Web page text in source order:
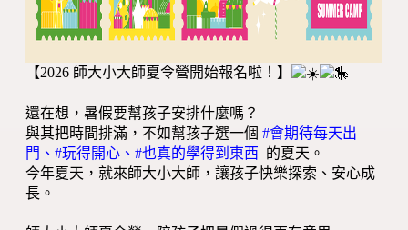
【2026 師大小大師夏令營開始報名啦！】
還在想，暑假要幫孩子安排什麼嗎？
與其把時間排滿，不如幫孩子選一個#會期待每天出
門、#玩得開心、#也真的學得到東西 的夏天。
今年夏天，就來師大小大師，讓孩子快樂探索、安心成
長。